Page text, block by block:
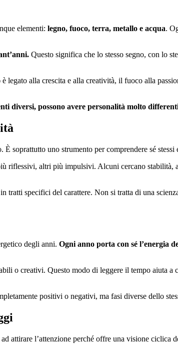
elementi: legno, fuoco, terra, metallo e acqua.
Questo significa che lo stesso segno, con lo
alla crescita e alla creatività, il fuoco alla
diversi, possono avere personalità molto
soprattutto uno strumento per comprendere sé stessi
riflessivi, altri più impulsivi. Alcuni cercano stabilità,
specifici del carattere. Non si tratta di una
degli anni. Ogni anno porta con sé l’energia
o creativi. Questo modo di leggere il tempo aiuta a
positivi o negativi, ma fasi diverse dello
attirare l’attenzione perché offre una visione ciclica